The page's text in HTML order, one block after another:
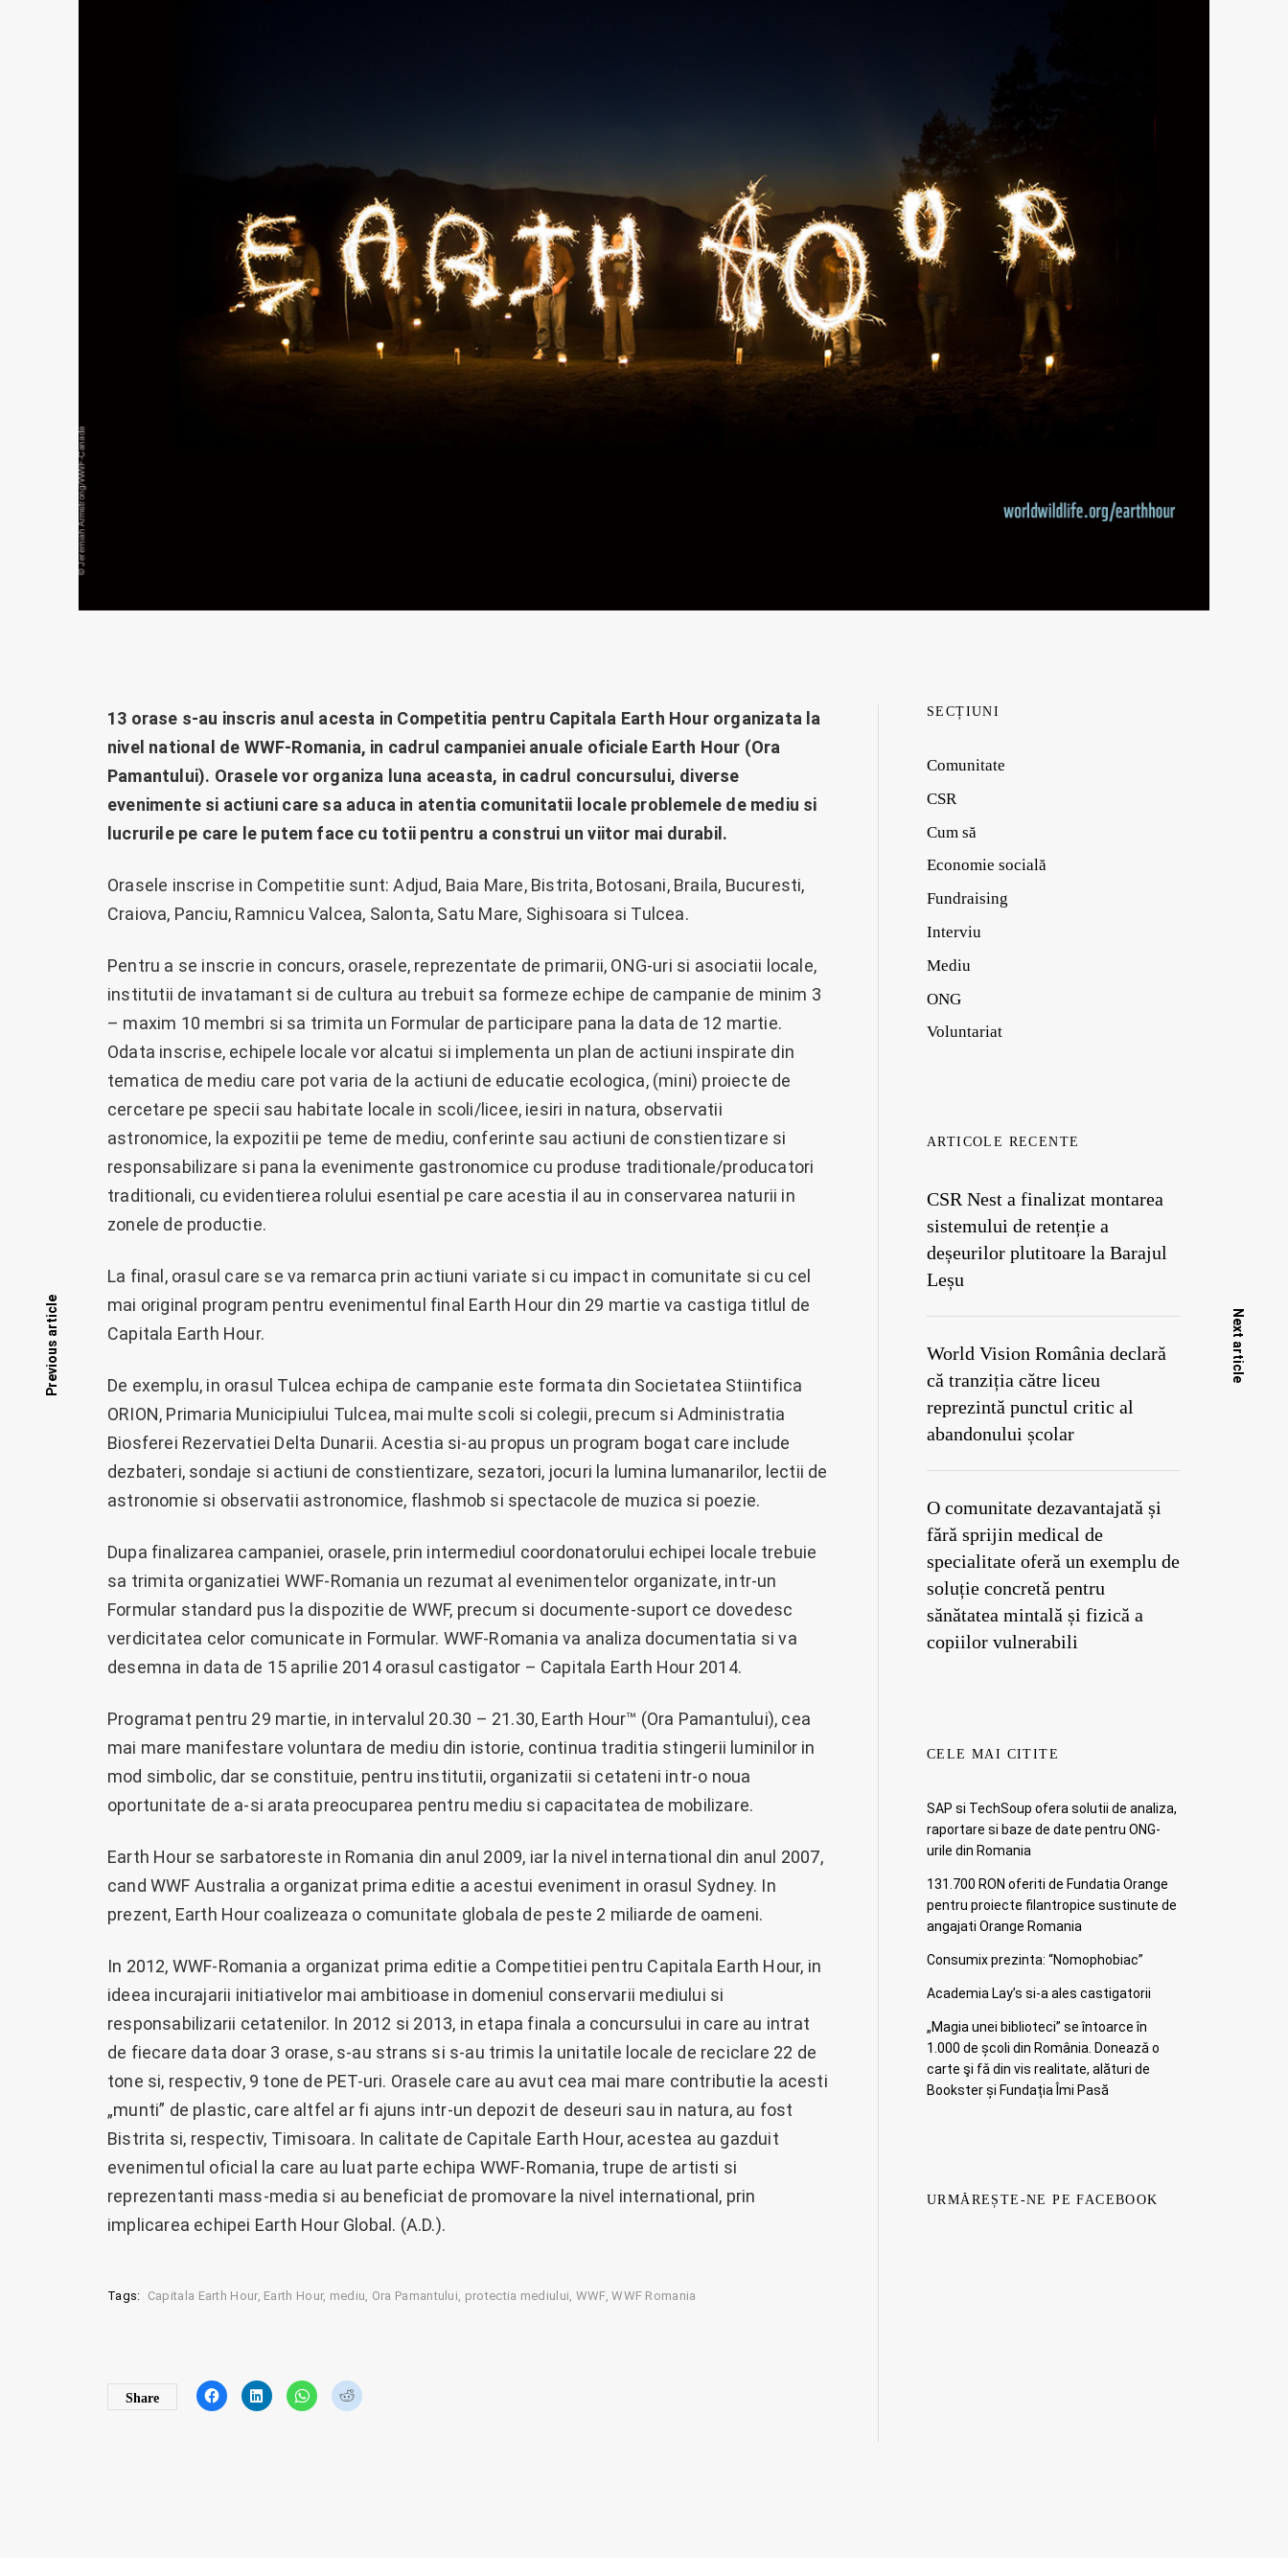
13 orase s-au inscris anul acesta in Competitia pentru Capitala Earth Hour organizata la
nivel national de WWF-Romania, in cadrul campaniei anuale oficiale Earth Hour (Ora
Pamantului). Orasele vor organiza luna aceasta, in cadrul concursului, diverse
evenimente si actiuni care sa aduca in atentia comunitatii locale problemele de mediu si
lucrurile pe care le putem face cu totii pentru a construi un viitor mai durabil.
Orasele inscrise in Competitie sunt: Adjud, Baia Mare, Bistrita, Botosani, Braila, Bucuresti,
Craiova, Panciu, Ramnicu Valcea, Salonta, Satu Mare, Sighisoara si Tulcea.
Pentru a se inscrie in concurs, orasele, reprezentate de primarii, ONG-uri si asociatii locale,
institutii de invatamant si de cultura au trebuit sa formeze echipe de campanie de minim 3
– maxim 10 membri si sa trimita un Formular de participare pana la data de 12 martie.
Odata inscrise, echipele locale vor alcatui si implementa un plan de actiuni inspirate din
tematica de mediu care pot varia de la actiuni de educatie ecologica, (mini) proiecte de
cercetare pe specii sau habitate locale in scoli/licee, iesiri in natura, observatii
astronomice, la expozitii pe teme de mediu, conferinte sau actiuni de constientizare si
responsabilizare si pana la evenimente gastronomice cu produse traditionale/producatori
traditionali, cu evidentierea rolului esential pe care acestia il au in conservarea naturii in
zonele de productie.
La final, orasul care se va remarca prin actiuni variate si cu impact in comunitate si cu cel
mai original program pentru evenimentul final Earth Hour din 29 martie va castiga titlul de
Capitala Earth Hour.
De exemplu, in orasul Tulcea echipa de campanie este formata din Societatea Stiintifica
ORION, Primaria Municipiului Tulcea, mai multe scoli si colegii, precum si Administratia
Biosferei Rezervatiei Delta Dunarii. Acestia si-au propus un program bogat care include
dezbateri, sondaje si actiuni de constientizare, sezatori, jocuri la lumina lumanarilor, lectii de
astronomie si observatii astronomice, flashmob si spectacole de muzica si poezie.
Dupa finalizarea campaniei, orasele, prin intermediul coordonatorului echipei locale trebuie
sa trimita organizatiei WWF-Romania un rezumat al evenimentelor organizate, intr-un
Formular standard pus la dispozitie de WWF, precum si documente-suport ce dovedesc
verdicitatea celor comunicate in Formular. WWF-Romania va analiza documentatia si va
desemna in data de 15 aprilie 2014 orasul castigator – Capitala Earth Hour 2014.
Programat pentru 29 martie, in intervalul 20.30 – 21.30, Earth Hour™ (Ora Pamantului), cea
mai mare manifestare voluntara de mediu din istorie, continua traditia stingerii luminilor in
mod simbolic, dar se constituie, pentru institutii, organizatii si cetateni intr-o noua
oportunitate de a-si arata preocuparea pentru mediu si capacitatea de mobilizare.
Earth Hour se sarbatoreste in Romania din anul 2009, iar la nivel international din anul 2007,
cand WWF Australia a organizat prima editie a acestui eveniment in orasul Sydney. In
prezent, Earth Hour coalizeaza o comunitate globala de peste 2 miliarde de oameni.
In 2012, WWF-Romania a organizat prima editie a Competitiei pentru Capitala Earth Hour, in
ideea incurajarii initiativelor mai ambitioase in domeniul conservarii mediului si
responsabilizarii cetatenilor. In 2012 si 2013, in etapa finala a concursului in care au intrat
de fiecare data doar 3 orase, s-au strans si s-au trimis la unitatile locale de reciclare 22 de
tone si, respectiv, 9 tone de PET-uri. Orasele care au avut cea mai mare contributie la acesti
„munti” de plastic, care altfel ar fi ajuns intr-un depozit de deseuri sau in natura, au fost
Bistrita si, respectiv, Timisoara. In calitate de Capitale Earth Hour, acestea au gazduit
evenimentul oficial la care au luat parte echipa WWF-Romania, trupe de artisti si
reprezentanti mass-media si au beneficiat de promovare la nivel international, prin
implicarea echipei Earth Hour Global. (A.D.).
Tags: Capitala Earth Hour Earth Hour mediu Ora Pamantului protectia mediului WWF WWF Romania
Share C
l
C
l
C
l
C
l
Posts
navigation
Previous article Next article
SECȚIUNI
Comunitate
CSR
Cum să
Economie socială
Fundraising
Interviu
Mediu
ONG
Voluntariat
ARTICOLE RECENTE
CSR Nest a finalizat montarea
sistemului de retenție a
deșeurilor plutitoare la Barajul
Leșu
World Vision România declară
că tranziția către liceu
reprezintă punctul critic al
abandonului școlar
O comunitate dezavantajată și
fără sprijin medical de
specialitate oferă un exemplu de
soluție concretă pentru
sănătatea mintală și fizică a
copiilor vulnerabili
CELE MAI CITITE
SAP si TechSoup ofera solutii de analiza,
raportare si baze de date pentru ONG-
urile din Romania
131.700 RON oferiti de Fundatia Orange
pentru proiecte filantropice sustinute de
angajati Orange Romania
Consumix prezinta: “Nomophobiac”
Academia Lay’s si-a ales castigatorii
„Magia unei biblioteci” se întoarce în
1.000 de școli din România. Doneazǎ o
carte şi fǎ din vis realitate, alături de
Bookster și Fundația Îmi Pasă
URMĂREȘTE-NE PE FACEBOOK